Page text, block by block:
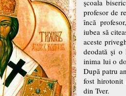
şcoala
profesor de
încă
iubea să
aceste
deodată şi o
inima lui o
După patru
fost hirotonit
din Tver.